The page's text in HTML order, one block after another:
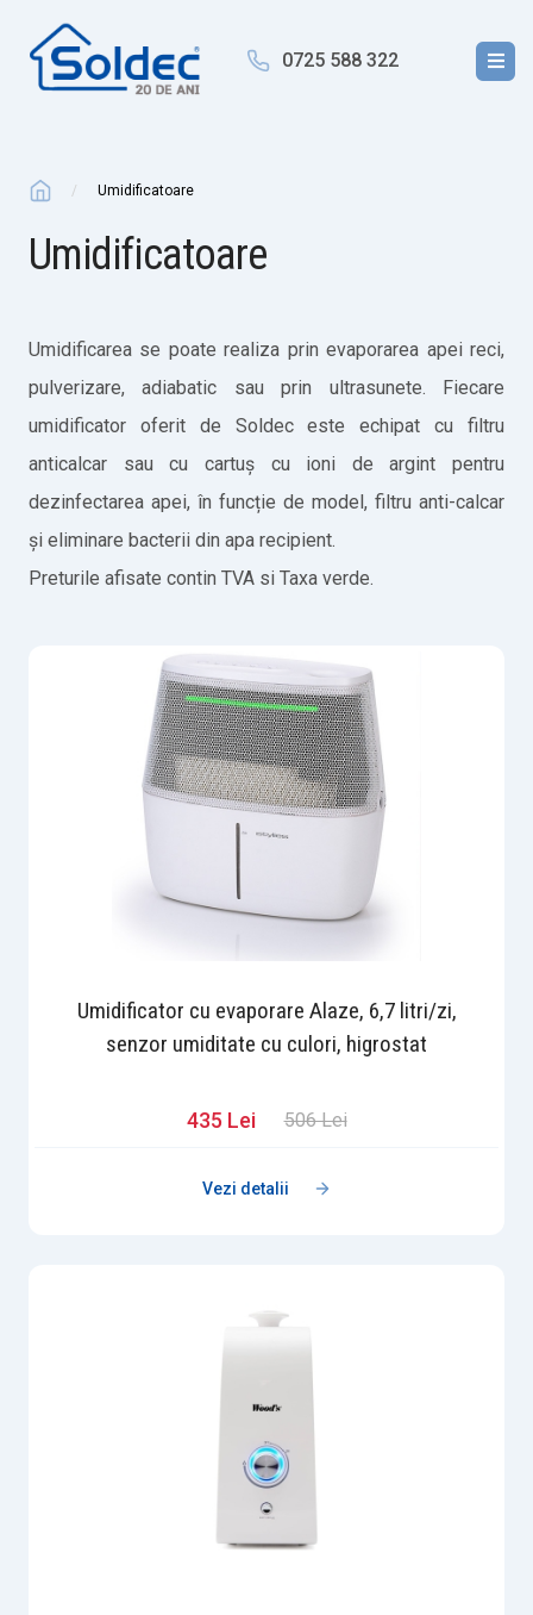
0725 588 322
Umidificatoare
Umidificatoare
Umidificarea se poate realiza prin evaporarea apei reci,
pulverizare, adiabatic sau prin ultrasunete. Fiecare
umidificator oferit de Soldec este echipat cu filtru
anticalcar sau cu cartuș cu ioni de argint pentru
dezinfectarea apei, în funcție de model, filtru anti-calcar
și eliminare bacterii din apa recipient.
Preturile afisate contin TVA si Taxa verde.
Umidificator cu evaporare Alaze, 6,7 litri/zi,
senzor umiditate cu culori, higrostat
435 Lei 506 Lei
Vezi detalii